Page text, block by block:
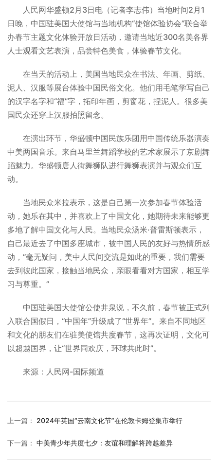
人民网华盛顿2月3日电（记者李志伟）当地时间2月1
日晚，中国驻美国大使馆与当地机构“使馆体验协会”联合举
办春节主题文化体验开放日活动，邀请当地近300名美各界
人士观看文艺表演，品尝特色美食，体验春节文化。
在当天的活动上，美国当地民众在书法、年画、剪纸、
泥人、汉服等展台体验中国民俗文化。他们用毛笔学写自己
的汉字名字和“福”字，拓印年画，剪窗花，捏泥人。很多美
国民众还穿上汉服拍照留念。
在演出环节，华盛顿中国民族乐团用中国传统乐器演奏
中美两国音乐。来自马里兰舞蹈学校的艺术家展示了京剧舞
蹈魅力。华盛顿唐人街舞狮队进行舞狮表演并与观众们互
动。
当地民众米拉表示，这是自己第一次参加春节体验活
动，她乐在其中，并喜欢上了中国文化，她期待未来能够更
多地了解中国文化与人民。当地民众汤米·普雷斯顿表示，
自己最近去了中国多座城市，被中国人民的友好与热情所感
动，“毫无疑问，美中人民间交流是如此的重要，我们需要
去到彼此国家，接触当地民众，亲眼看看对方国家，相互学
习与尊重。”
中国驻美国大使馆公使井泉说，不久前，春节被正式列
入联合国假日，“中国年”升级成了“世界年”。来自不同地区
和文化的朋友们在驻美使馆共度春节，这再次证明，文化可
以超越国界，让“世界同欢庆，环球共此时”。
来源：人民网-国际频道
上一篇 ： 2024年英国“云南文化节”在伦敦卡姆登集市举行
下一篇 ： 中美青少年共度七夕：友谊和理解将跨越差异